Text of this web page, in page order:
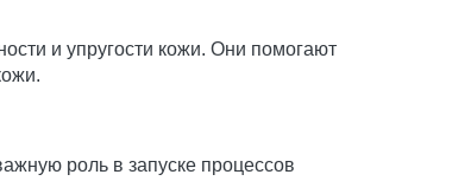
и упругости кожи. Они помогают
роль в запуске процессов